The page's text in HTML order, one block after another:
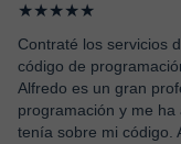
★★★★★
Contraté los servicios
código de
Alfredo es un gran
programación y me
tenía sobre mi código.